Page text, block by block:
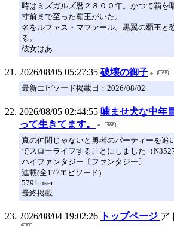
時はミズガルズ暦２８００年。かつて覇を
寸前まで至った覇王がいた。
名をルファス・マファール。黒翼の覇王と
る。
彼女はあ
2026/08/05 05:27:35 破壊の御子
最新エピソード掲載日：2026/08/02
2026/08/05 02:44:55 噛ませ犬な中年
って生きてます。
真の仲間じゃないと勇者のパーティーを追
でスローライフすることにしました（
ハイファンタジー〔ファンタジー〕
連載(全177エピソード)
5791 user
最終掲載
2026/08/04 19:02:26 トップページ ア